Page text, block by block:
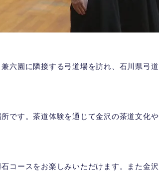
六園に隣接する弓道場を訪れ、石川県弓道
です。茶道体験を通じて金沢の茶道文化や
コースをお楽しみいただけます。また金沢